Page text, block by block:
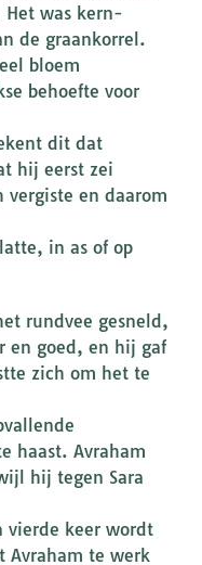
Het was kern-
de graankorrel.
bloem
behoefte voor
dit dat
hij eerst zei
vergiste en daarom
in as of op
rundvee gesneld,
en goed, en hij gaf
zich om het te
haast. Avraham
hij tegen Sara
vierde keer wordt
Avraham te werk